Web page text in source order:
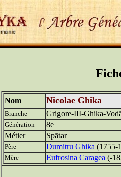
Nom Nicolae Ghika
Branche Grigore-III-Ghika-
Génération
8e
Métier
Spãtar
Père Dumitru Ghika (1755-
Mère Eufrosina Caragea (-